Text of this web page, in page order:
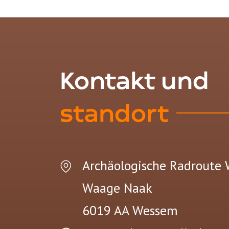
Kontakt und
standort
Archäologische Radroute
Waage Naak
6019 AA Wessem